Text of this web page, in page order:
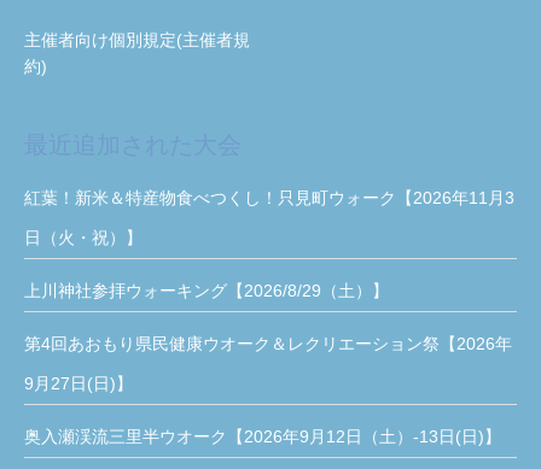
主催者向け個別規定(主催者規
約)
紅葉！新米＆特産物食べつくし！只見町ウォーク【2026年11月3
日（火・祝）】
上川神社参拝ウォーキング【2026/8/29（土）】
第4回あおもり県民健康ウオーク＆レクリエーション祭【2026年
9月27日(日)】
奥入瀬渓流三里半ウオーク【2026年9月12日（土）-13日(日)】